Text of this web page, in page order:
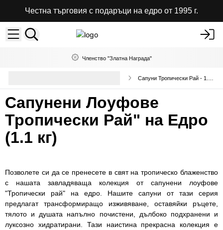
Честна търговия с подаръци на едро от 1995 г.
Членство "Златна Награда"
Сапунени Лоуфове
Тропически Рай" на Едро
(1.1 кг)
Позволете си да се пренесете в свят на тропическо блаженство
с нашата завладяваща колекция от сапунени лоуфове
"Тропически рай" на едро. Нашите сапуни от тази серия
предлагат трансформиращо изживяване, оставяйки ръцете,
тялото и душата напълно почистени, дълбоко подхранени и
луксозно хидратирани. Тази наистина прекрасна колекция е